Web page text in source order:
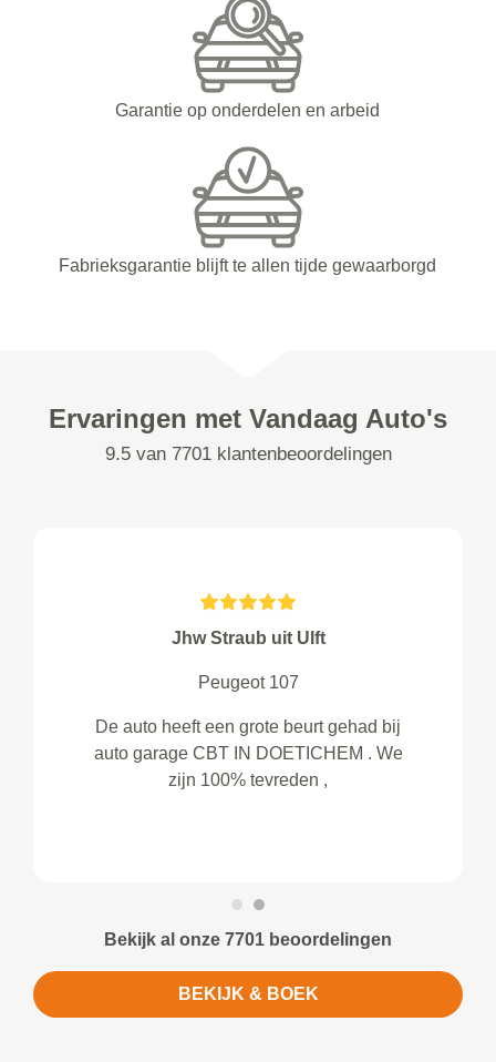
Garantie op onderdelen en arbeid
Fabrieksgarantie blijft te allen tijde gewaarborgd
Ervaringen met Vandaag Auto's
9.5 van 7701 klantenbeoordelingen
Jhw Straub uit Ulft
Peugeot 107
De auto heeft een grote beurt gehad bij
auto garage CBT IN DOETICHEM . We
zijn 100% tevreden ,
Bekijk al onze 7701 beoordelingen
BEKIJK & BOEK